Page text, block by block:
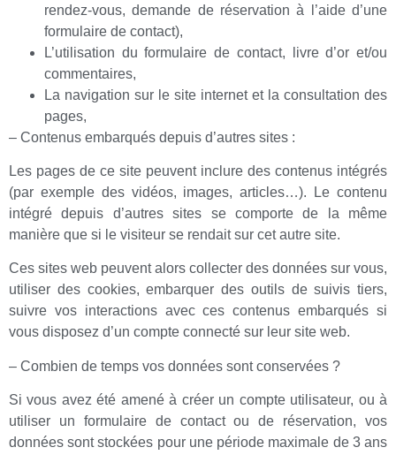
rendez-vous, demande de réservation à l’aide d’une
formulaire de contact),
L’utilisation du formulaire de contact, livre d’or et/ou
commentaires,
La navigation sur le site internet et la consultation des
pages,
– Contenus embarqués depuis d’autres sites :
Les pages de ce site peuvent inclure des contenus intégrés
(par exemple des vidéos, images, articles…). Le contenu
intégré depuis d’autres sites se comporte de la même
manière que si le visiteur se rendait sur cet autre site.
Ces sites web peuvent alors collecter des données sur vous,
utiliser des cookies, embarquer des outils de suivis tiers,
suivre vos interactions avec ces contenus embarqués si
vous disposez d’un compte connecté sur leur site web.
– Combien de temps vos données sont conservées ?
Si vous avez été amené à créer un compte utilisateur, ou à
utiliser un formulaire de contact ou de réservation, vos
données sont stockées pour une période maximale de 3 ans